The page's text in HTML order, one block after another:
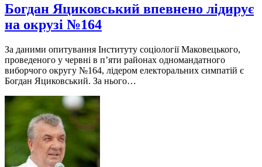
Богдан Яциковський впевнено лідирує
на окрузі №164
За даними опитування Інституту соціології Маковецького,
проведеного у червні в п’яти районах одномандатного
виборчого округу №164, лідером електоральних симпатій є
Богдан Яциковський. За нього…